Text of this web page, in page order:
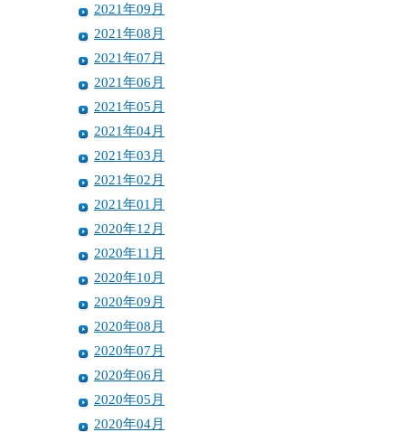
2021年09月
2021年08月
2021年07月
2021年06月
2021年05月
2021年04月
2021年03月
2021年02月
2021年01月
2020年12月
2020年11月
2020年10月
2020年09月
2020年08月
2020年07月
2020年06月
2020年05月
2020年04月